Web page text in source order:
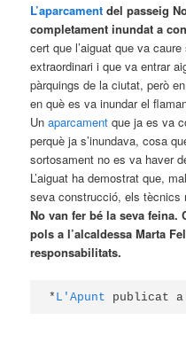
L’aparcament del passeig
completament inundat a
cert que l’aiguat que va
extraordinari i que va entrar
pàrquings de la ciutat, però
en què es va inundar el
Unaparcamentque ja es va
perquè ja s’inundava, cosa
sortosament no es va haver
L’aiguat ha demostrat que,
seva construcció, els tècnics
No van fer bé la seva feina.
pols a l’alcaldessa Marta
responsabilitats.
* L'Apunt publicat a